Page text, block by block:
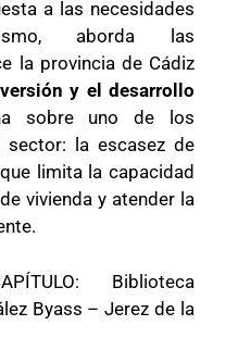
a las necesidades
aborda las
la provincia de Cádiz
y el desarrollo
sobre uno de los
la escasez de
limita la capacidad
vivienda y atender la
Biblioteca
Byass – Jerez de la